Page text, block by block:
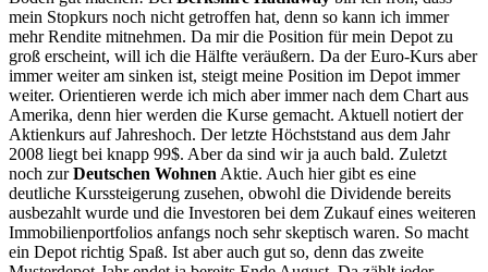
mein Stopkurs noch nicht getroffen hat, denn so kann ich immer
mehr Rendite mitnehmen. Da mir die Position für mein Depot zu
groß erscheint, will ich die Hälfte veräußern. Da der Euro-Kurs aber
immer weiter am sinken ist, steigt meine Position im Depot immer
weiter. Orientieren werde ich mich aber immer nach dem Chart aus
Amerika, denn hier werden die Kurse gemacht. Aktuell notiert der
Aktienkurs auf Jahreshoch. Der letzte Höchststand aus dem Jahr
2008 liegt bei knapp 99$. Aber da sind wir ja auch bald. Zuletzt
noch zurDeutschen Wohnen Aktie. Auch hier gibt es eine
deutliche Kurssteigerung zusehen, obwohl die Dividende bereits
ausbezahlt wurde und die Investoren bei dem Zukauf eines weiteren
Immobilienportfolios anfangs noch sehr skeptisch waren. So macht
ein Depot richtig Spaß. Ist aber auch gut so, denn das zweite